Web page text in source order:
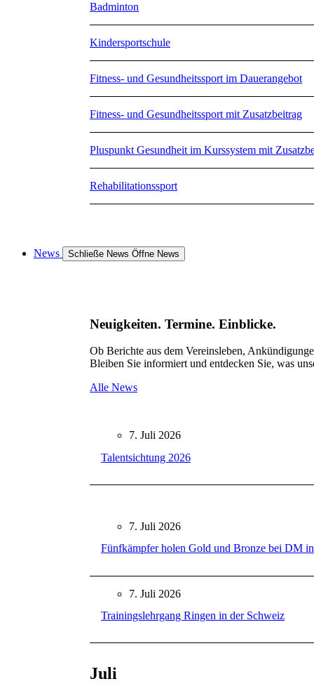
Badminton
Kindersportschule
Fitness- und Gesundheitssport im Dauerangebot
Fitness- und Gesundheitssport mit Zusatzbeitrag
Pluspunkt Gesundheit im Kurssystem mit
Rehabilitationssport
News Schließe News Öffne News
Neuigkeiten. Termine. Einblicke.
Ob Berichte aus dem Vereinsleben,
Bleiben Sie informiert und entdecken Sie, was
Alle News
7. Juli 2026
Talentsichtung 2026
7. Juli 2026
Fünfkämpfer holen Gold und Bronze bei DM
7. Juli 2026
Trainingslehrgang Ringen in der Schweiz
Juli